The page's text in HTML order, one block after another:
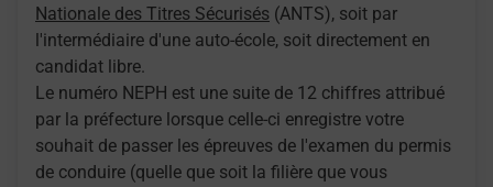
Nationale des Titres Sécurisés (ANTS), soit par
l'intermédiaire d'une auto-école, soit directement en
candidat libre.
Le numéro NEPH est une suite de 12 chiffres attribué
par la préfecture lorsque celle-ci enregistre votre
souhait de passer les épreuves de l'examen du permis
de conduire (quelle que soit la filière que vous